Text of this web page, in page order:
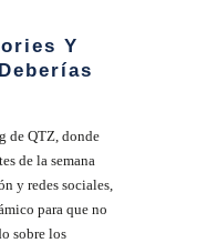
Y
de QTZ, donde
de la semana
y redes sociales,
para que no
sobre los